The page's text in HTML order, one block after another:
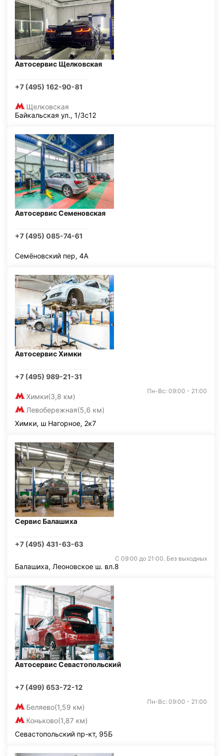
Автосервис Щелковская
+7 (495) 162-90-81
Щелковская
Байкальская ул., 1/3с12
Автосервис Семеновская
+7 (495) 085-74-61
Семёновский пер, 4А
Автосервис Химки
+7 (495) 989-21-31
Химки(3,8 км)
Левобережная(5,6 км)
Пн-Вс: 09:00 - 21:00
Химки, ш Нагорное, 2к7
Сервис Балашиха
+7 (495) 431-63-63
С 09:00 до 21:00. Без выходных
Балашиха, Леоновское ш. вл.8
Автосервис Севастопольский
+7 (499) 653-72-12
Беляево(1,59 км)
Коньково(1,87 км)
Пн-Вс: 09:00 - 21:00
Севастопольский пр-кт, 95Б